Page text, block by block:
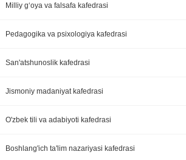
Milliy g‘oya va falsafa kafedrasi
Pedagogika va psixologiya kafedrasi
San'atshunoslik kafedrasi
Jismoniy madaniyat kafedrasi
O'zbek tili va adabiyoti kafedrasi
Boshlang'ich ta'lim nazariyasi kafedrasi